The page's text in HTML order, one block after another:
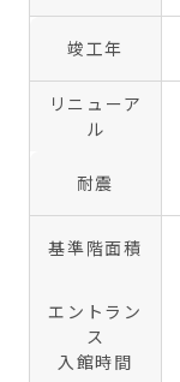
竣工年
リニューア
ル
耐震
基準階面積
エントラン
ス
入館時間